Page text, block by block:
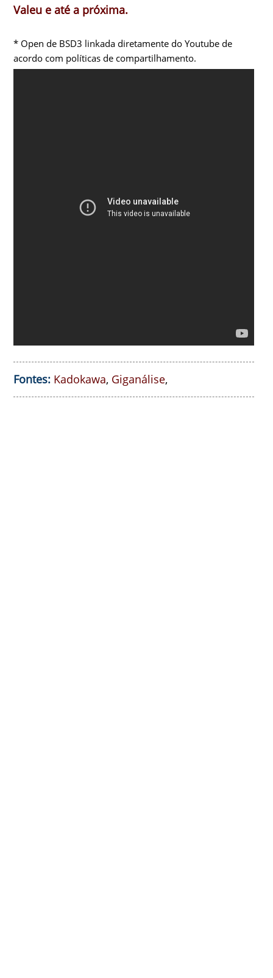
Valeu e até a próxima.
* Open de BSD3 linkada diretamente do Youtube de
acordo com políticas de compartilhamento.
Fontes: Kadokawa, Giganálise,